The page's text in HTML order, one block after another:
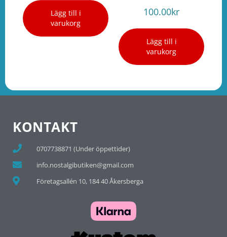
Lägg till i
varukorg
100.00kr
Lägg till i
varukorg
KONTAKT
0707738871 (Under öppettider)
info.nostalgibutiken@gmail.com
Företagsallén 10, 184 40 Åkersberga